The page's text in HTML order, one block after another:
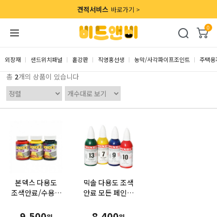
견적서비스 바로가기 >
0
외장재 샌드위치패널 홑강판 직영홍선생 농막/사각파이프조인트 주택용
총 2개의 상품이 있습니다
본덱스 다용도
조색안료/수용성
어디서나
믹솔 다용도 조색
안료 모든 페인트
조색할 수 있는